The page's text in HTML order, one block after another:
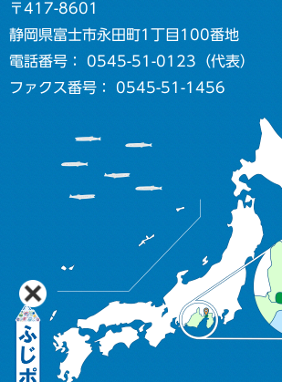
〒417-8601
静岡県富士市永田町1丁目100番地
電話番号： 0545-51-0123（代表）
ファクス番号： 0545-51-1456